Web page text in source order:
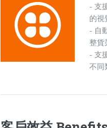
- 支
的視
- 自
整貨
- 支
不同